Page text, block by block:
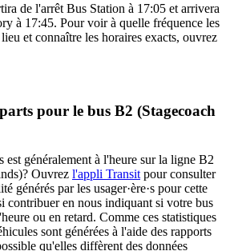
de l'arrêt Bus Station à 17:05 et arrivera
à 17:45. Pour voir à quelle fréquence les
et connaître les horaires exacts, ouvrez
pour le bus B2 (Stagecoach
est généralement à l'heure sur la ligne B2
Ouvrez l'appli Transit pour consulter
générés par les usager·ère·s pour cette
contribuer en nous indiquant si votre bus
ou en retard. Comme ces statistiques
sont générées à l'aide des rapports
qu'elles diffèrent des données